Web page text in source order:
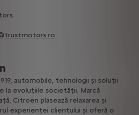
automobile, tehnologii și soluții
la evoluțiile societății. Marcă
Citroën plasează relaxarea și
experienței clientului și oferă o